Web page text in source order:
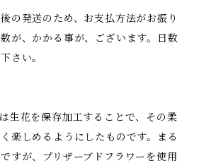
の発送のため、お支払方法がお振り
が、かかる事が、ございます。日数
さい。
生花を保存加工することで、その柔
楽しめるようにしたものです。まる
すが、プリザーブドフラワーを使用